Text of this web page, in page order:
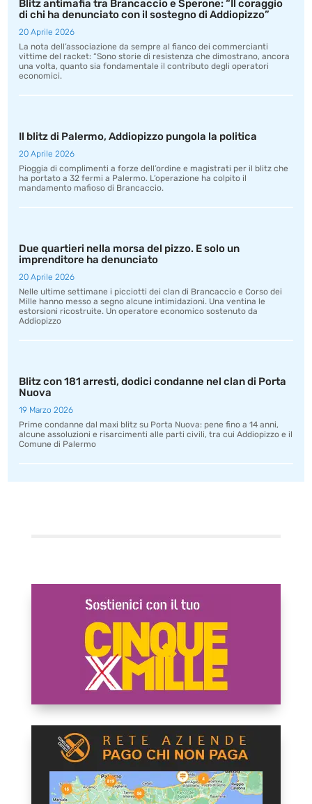
Blitz antimafia tra Brancaccio e Sperone: “Il coraggio
di chi ha denunciato con il sostegno di Addiopizzo”
20 Aprile 2026
La nota dell’associazione da sempre al fianco dei commercianti
vittime del racket: “Sono storie di resistenza che dimostrano, ancora
una volta, quanto sia fondamentale il contributo degli operatori
economici.
Il blitz di Palermo, Addiopizzo pungola la politica
20 Aprile 2026
Pioggia di complimenti a forze dell’ordine e magistrati per il blitz che
ha portato a 32 fermi a Palermo. L’operazione ha colpito il
mandamento mafioso di Brancaccio.
Due quartieri nella morsa del pizzo. E solo un
imprenditore ha denunciato
20 Aprile 2026
Nelle ultime settimane i picciotti dei clan di Brancaccio e Corso dei
Mille hanno messo a segno alcune intimidazioni. Una ventina le
estorsioni ricostruite. Un operatore economico sostenuto da
Addiopizzo
Blitz con 181 arresti, dodici condanne nel clan di Porta
Nuova
19 Marzo 2026
Prime condanne dal maxi blitz su Porta Nuova: pene fino a 14 anni,
alcune assoluzioni e risarcimenti alle parti civili, tra cui Addiopizzo e il
Comune di Palermo